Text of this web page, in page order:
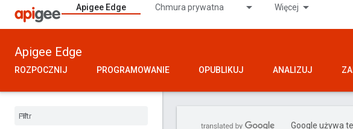
Apigee Edge Chmura prywatna Więcej
Apigee Edge
ROZPOCZNIJ PROGRAMOWANIE OPUBLIKUJ ANALIZUJ
Google używa